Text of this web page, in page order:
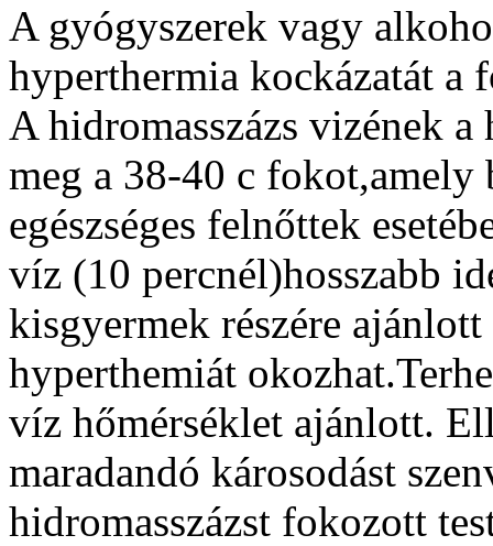
A gyógyszerek vagy
hyperthermia kockázatát a
A hidromasszázs vizének
meg a 38-40 c fokot,amely
egészséges felnőttek
víz (10 percnél)hosszabb
kisgyermek részére
hyperthemiát
víz hőmérséklet ajánlott.
maradandó károsodást
hidromasszázst fokozott